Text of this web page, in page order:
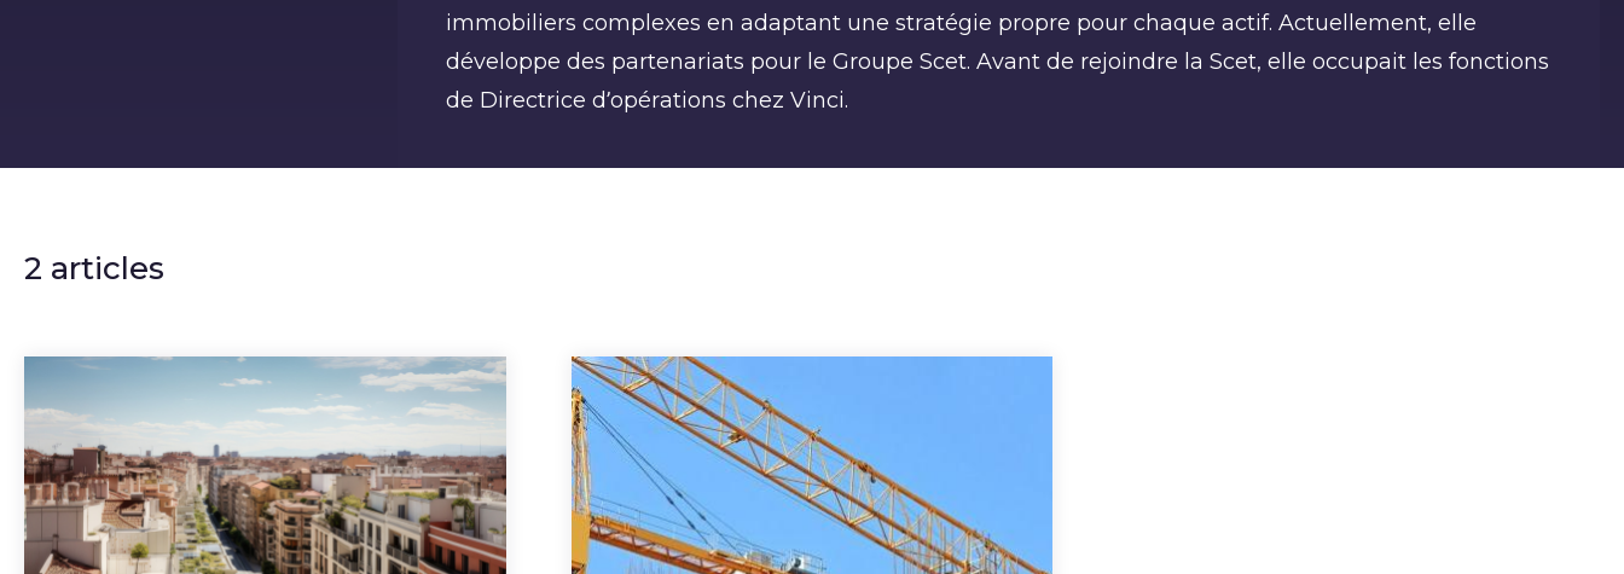
immobiliers complexes en adaptant une stratégie propre pour chaque actif. Actuellement, elle
développe des partenariats pour le Groupe Scet. Avant de rejoindre la Scet, elle occupait les fonctions
de Directrice d’opérations chez Vinci.
2 articles